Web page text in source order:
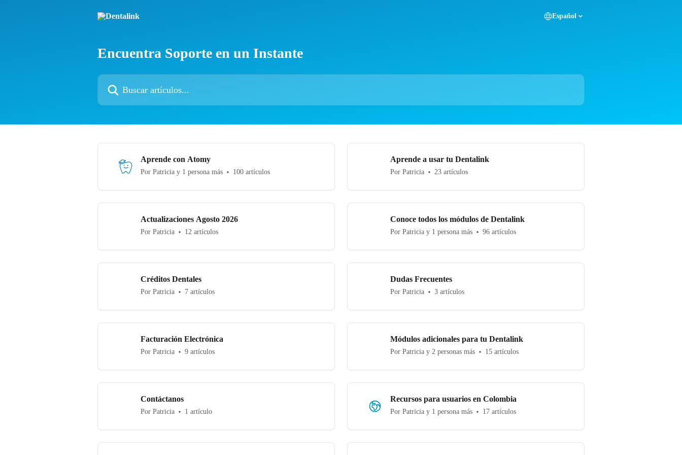
Español
Encuentra Soporte en un Instante
Buscar artículos...
Aprende con Atomy
Por Patricia y 1 persona más 100 artículos
Aprende a usar tu Dentalink
Por Patricia 23 artículos
Actualizaciones Agosto 2026
Por Patricia 12 artículos
Conoce todos los módulos de Dentalink
Por Patricia y 1 persona más 96 artículos
Créditos Dentales
Por Patricia 7 artículos
Dudas Frecuentes
Por Patricia 3 artículos
Facturación Electrónica
Por Patricia 9 artículos
Módulos adicionales para tu Dentalink
Por Patricia y 2 personas más 15 artículos
Contáctanos
Por Patricia 1 artículo
Recursos para usuarios en Colombia
Por Patricia y 1 persona más 17 artículos